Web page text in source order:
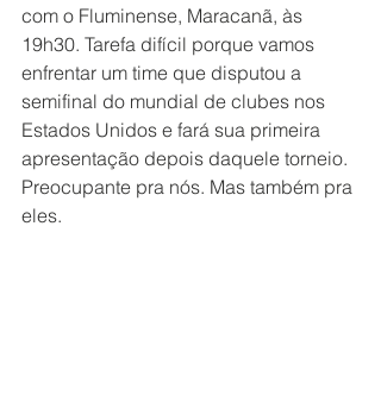
com o Fluminense, Maracanã, às
19h30. Tarefa difícil porque vamos
enfrentar um time que disputou a
semifinal do mundial de clubes nos
Estados Unidos e fará sua primeira
apresentação depois daquele torneio.
Preocupante pra nós. Mas também pra
eles.